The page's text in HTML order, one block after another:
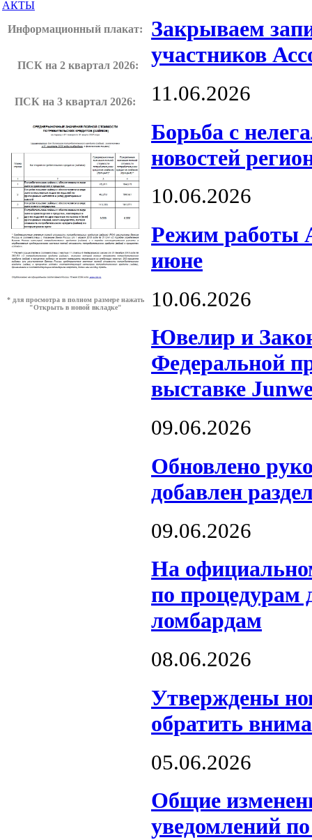
АКТЫ
Информационный плакат:
ПСК на 2 квартал 2026:
ПСК на 3 квартал 2026:
* для просмотра в полном размере нажать
"Открыть в новой вкладке"
Закрываем
участников
11.06.2026
Борьба с
новостей
10.06.2026
Режим работы
июне
10.06.2026
Ювелир и
Федеральной
выставке
09.06.2026
Обновлено
добавлен
09.06.2026
На
по процедурам
ломбардам
08.06.2026
️Утверждены
обратить
05.06.2026
Общие
уведомлений